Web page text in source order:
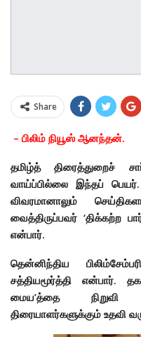
Share
– பிலிம் நியூஸ் ஆனந்தன்.
தமிழ்த் திரைத்துறைச்
வாய்ப்பில்லை இந்தப்
விவரமானாலும்
வைத்திருப்பவர் ‘திக்கற்ற
என்பார்.
தென்னிந்திய
சத்தியமூர்த்தி என்பார்.
மைய’த்தை நிறுவி
திரையாளர்களுக்கும் உதவி